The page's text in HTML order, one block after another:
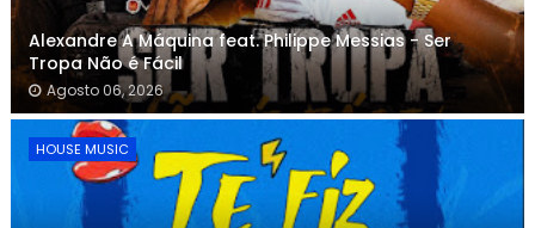
Alexandre A Máquina feat. Philippe Messias - Ser
Tropa Não é Fácil
Agosto 06, 2026
HOUSE MUSIC